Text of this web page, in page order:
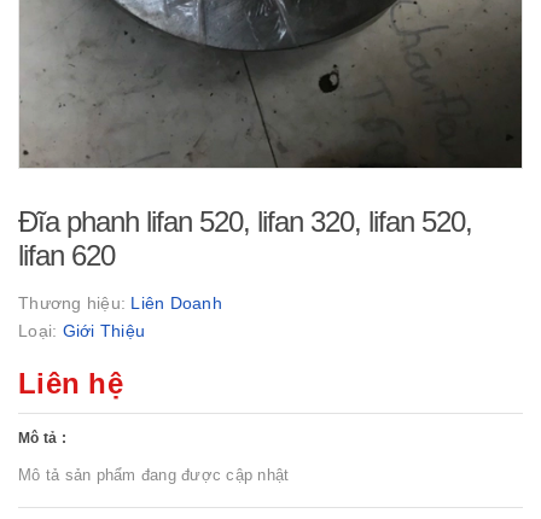
Đĩa phanh lifan 520, lifan 320, lifan 520,
lifan 620
Thương hiệu: Liên Doanh
Loại: Giới Thiệu
Liên hệ
Mô tả :
Mô tả sản phẩm đang được cập nhật